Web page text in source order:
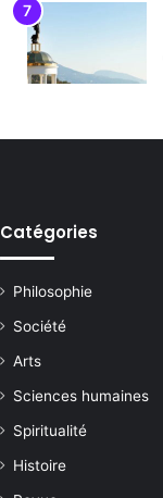
Catégories
Philosophie
Société
Arts
Sciences humaines
Spiritualité
Histoire